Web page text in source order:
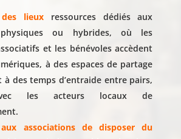
lieux ressources dédiés aux
physiques ou hybrides, où les
et les bénévoles accèdent
à des espaces de partage
des temps d’entraide entre pairs,
les acteurs locaux de
associations de disposer du